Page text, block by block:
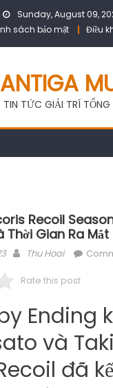
Sunday, August 09,
sách bảo mật Điều
TIN TỨC GIẢI TRÍ TỔNG
Recoil
Thời Gian Ra Mắt
Author
Thu Hoai
Rate this post
Ending
và
đã